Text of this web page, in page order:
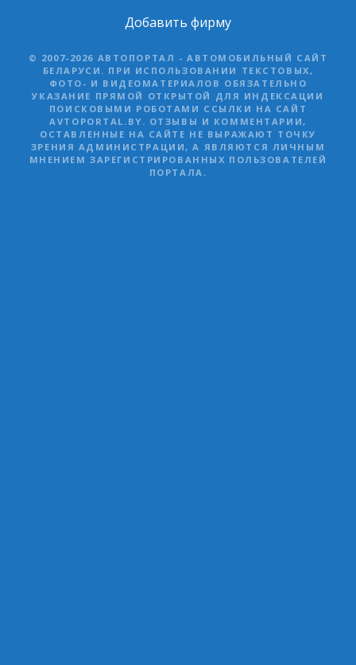
Добавить фирму
© 2007-2026 АВТОПОРТАЛ - АВТОМОБИЛЬНЫЙ САЙТ
БЕЛАРУСИ. ПРИ ИСПОЛЬЗОВАНИИ ТЕКСТОВЫХ,
ФОТО- И ВИДЕОМАТЕРИАЛОВ ОБЯЗАТЕЛЬНО
УКАЗАНИЕ ПРЯМОЙ ОТКРЫТОЙ ДЛЯ ИНДЕКСАЦИИ
ПОИСКОВЫМИ РОБОТАМИ ССЫЛКИ НА САЙТ
AVTOPORTAL.BY. ОТЗЫВЫ И КОММЕНТАРИИ,
ОСТАВЛЕННЫЕ НА САЙТЕ НЕ ВЫРАЖАЮТ ТОЧКУ
ЗРЕНИЯ АДМИНИСТРАЦИИ, А ЯВЛЯЮТСЯ ЛИЧНЫМ
МНЕНИЕМ ЗАРЕГИСТРИРОВАННЫХ ПОЛЬЗОВАТЕЛЕЙ
ПОРТАЛА.